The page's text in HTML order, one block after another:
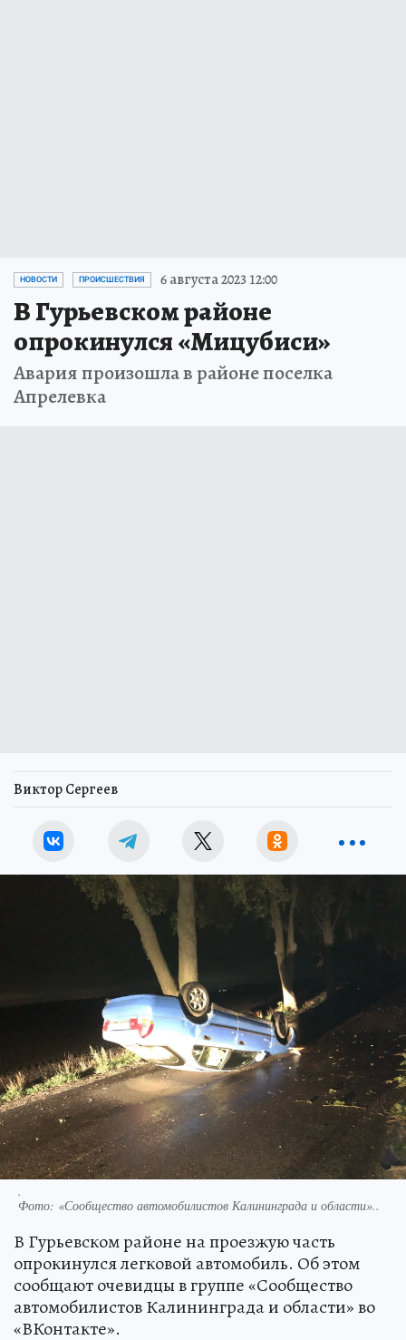
НОВОСТИ ПРОИСШЕСТВИЯ 6 августа 2023 12:00
В Гурьевском районе
опрокинулся «Мицубиси»
Авария произошла в районе поселка
Апрелевка
Виктор Сергеев
.
Фото: «Сообщество автомобилистов Калининграда и области»..
В Гурьевском районе на проезжую часть
опрокинулся легковой автомобиль. Об этом
сообщают очевидцы в группе «Сообщество
автомобилистов Калининграда и области» во
«ВКонтакте».